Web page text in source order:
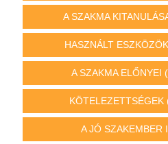
A SZAKMA
HASZNÁLT
A SZAKMA ELŐNYEI
KÖTELEZETTSÉGEK
A JÓ SZAKEMBER